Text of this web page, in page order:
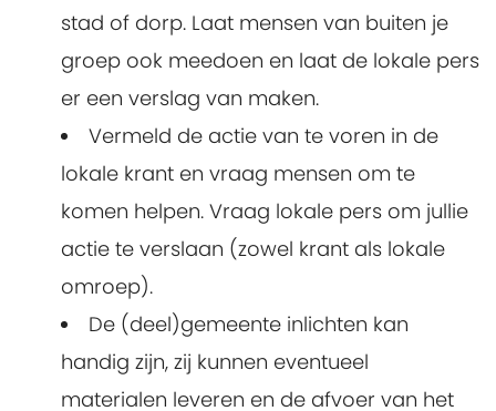
stad of dorp. Laat mensen van buiten je
groep ook meedoen en laat de lokale pers
er een verslag van maken.
Vermeld de actie van te voren in de
lokale krant en vraag mensen om te
komen helpen. Vraag lokale pers om jullie
actie te verslaan (zowel krant als lokale
omroep).
De (deel)gemeente inlichten kan
handig zijn, zij kunnen eventueel
materialen leveren en de afvoer van het